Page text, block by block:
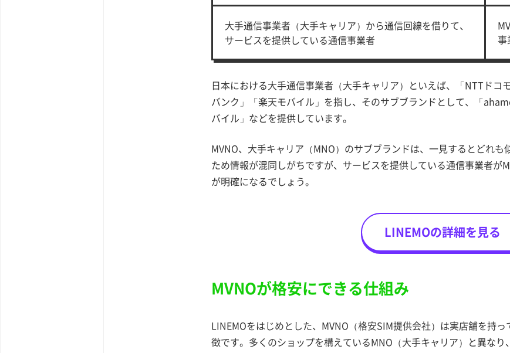
大手通信事業者（大手キャリア）から通信回線を借りて、
サービスを提供している通信事業者
事
日本における大手通信事業者（大手キャリア）といえば、「NTTドコ
バンク」「楽天モバイル」を指し、そのサブブランドとして、「
バイル」などを提供しています。
MVNO、大手キャリア（MNO）のサブブランドは、一見するとどれ
ため情報が混同しがちですが、サービスを提供している通信事業者が
が明確になるでしょう。
LINEMOの詳細を見る
MVNOが格安にできる仕組み
LINEMOをはじめとした、MVNO（格安SIM提供会社）は実店舗を持
徴です。多くのショップを構えているMNO（大手キャリア）と異な